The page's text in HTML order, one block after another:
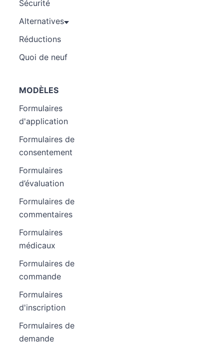
Sécurité
Alternatives
Réductions
Quoi de neuf
MODÈLES
Formulaires
d'application
Formulaires de
consentement
Formulaires
d’évaluation
Formulaires de
commentaires
Formulaires
médicaux
Formulaires de
commande
Formulaires
d'inscription
Formulaires de
demande